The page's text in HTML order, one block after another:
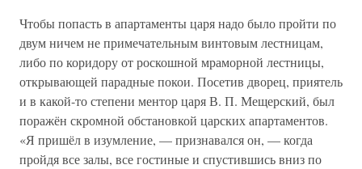
Чтобы попасть в апартаменты царя надо было пройти по
двум ничем не примечательным винтовым лестницам,
либо по коридору от роскошной мраморной лестницы,
открывающей парадные покои. Посетив дворец, приятель
и в какой-то степени ментор царя В. П. Мещерский, был
поражён скромной обстановкой царских апартаментов.
«Я пришёл в изумление, — признавался он, — когда
пройдя все залы, все гостиные и спустившись вниз по